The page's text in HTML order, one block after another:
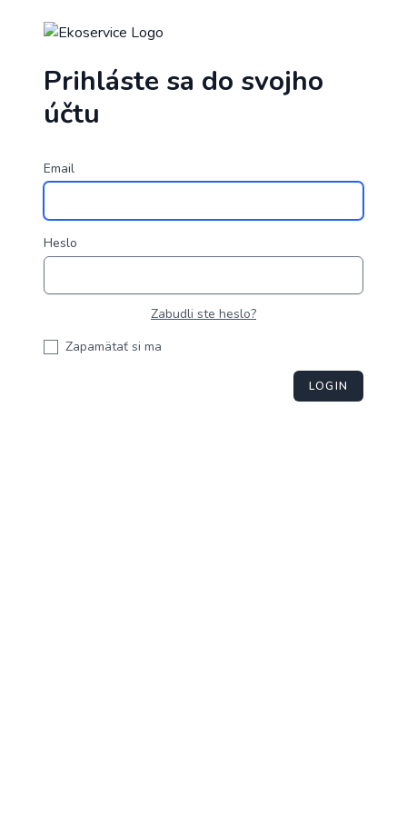
Prihláste sa do svojho
účtu
Email
Heslo
Zabudli ste heslo?
Zapamätať si ma
LOGIN